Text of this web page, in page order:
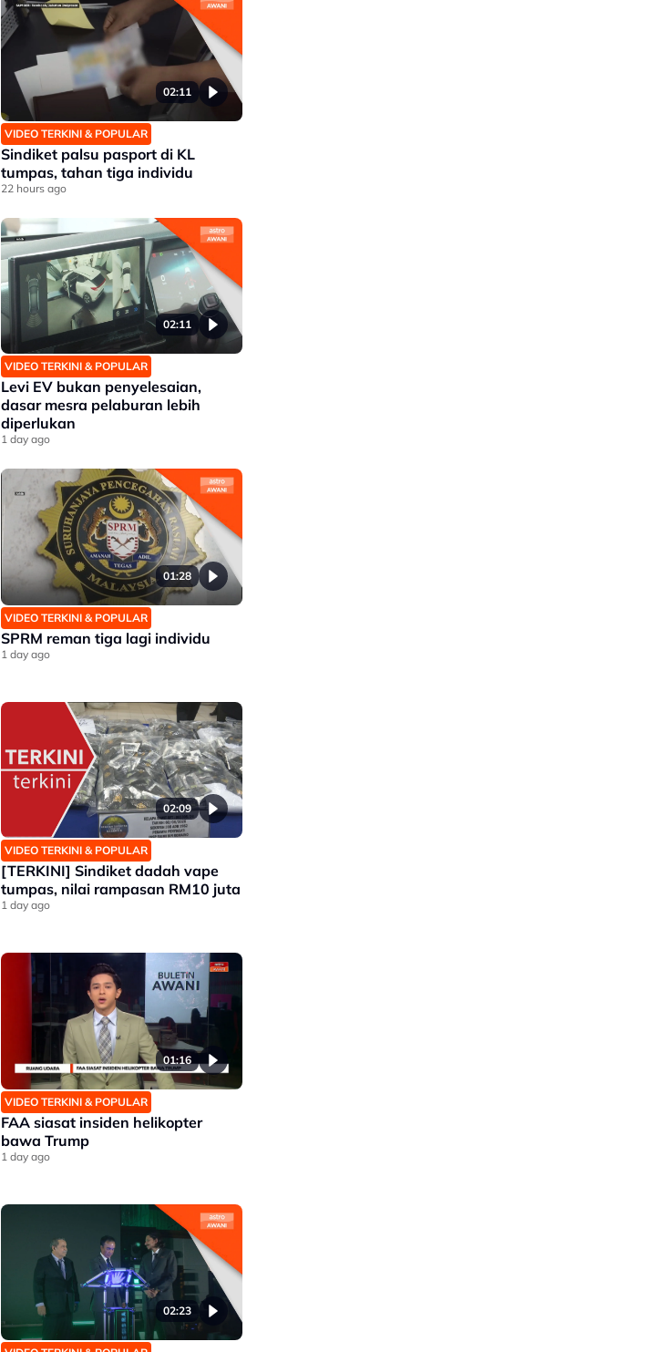
02:11
VIDEO TERKINI & POPULAR
Sindiket palsu pasport di KL
tumpas, tahan tiga individu
22 hours ago
02:11
VIDEO TERKINI & POPULAR
Levi EV bukan penyelesaian,
dasar mesra pelaburan lebih
diperlukan
1 day ago
01:28
VIDEO TERKINI & POPULAR
SPRM reman tiga lagi individu
1 day ago
02:09
VIDEO TERKINI & POPULAR
[TERKINI] Sindiket dadah vape
tumpas, nilai rampasan RM10 juta
1 day ago
01:16
VIDEO TERKINI & POPULAR
FAA siasat insiden helikopter
bawa Trump
1 day ago
02:23